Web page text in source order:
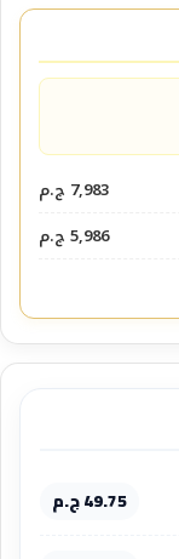
7,983 ج.م
5,986 ج.م
49.75 ج.م